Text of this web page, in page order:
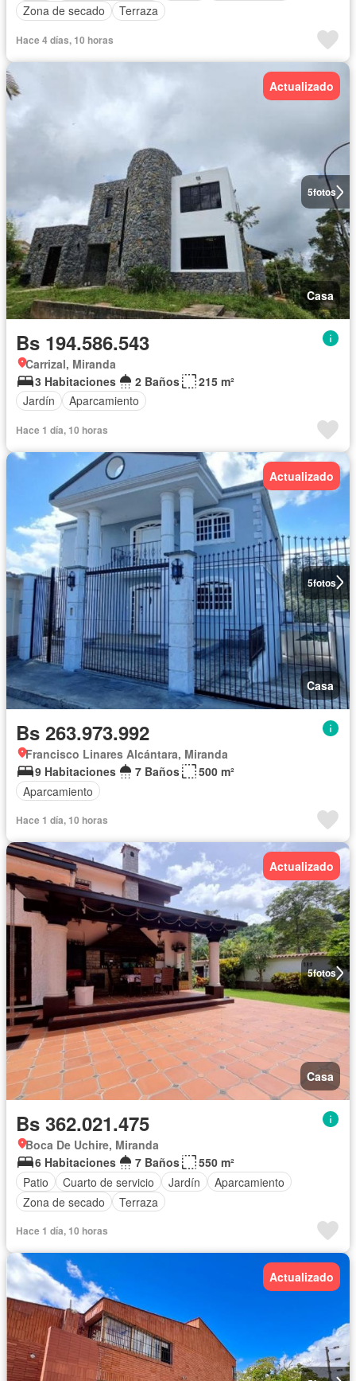
Zona de secado
Terraza
Hace 4 días, 10 horas
5fotos
Actualizado
Casa
Bs 194.586.543
Carrizal, Miranda
3 Habitaciones
2 Baños
215 m²
Jardín
Aparcamiento
Hace 1 día, 10 horas
5fotos
Actualizado
Casa
Bs 263.973.992
Francisco Linares Alcántara, Miranda
9 Habitaciones
7 Baños
500 m²
Aparcamiento
Hace 1 día, 10 horas
5fotos
Actualizado
Casa
Bs 362.021.475
Boca De Uchire, Miranda
6 Habitaciones
7 Baños
550 m²
Patio
Cuarto de servicio Jardín
Aparcamiento
Zona de secado
Terraza
Hace 1 día, 10 horas
Actualizado